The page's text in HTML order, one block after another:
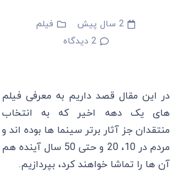
2 سال پیش
فیلم
2 دیدگاه
در این مقال قصد داریم به معرفی فیلم
های یک دهه اخیر که به انتخاب
منتقدان جز آثار برتر سینما ها بوده اند و
مردم در 10، 20 و حتی 50 سال آینده هم
آن ها را تماشا خواهند کرد، بپردازیم.